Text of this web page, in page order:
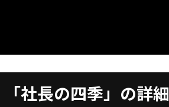
「社長の四季」の詳細